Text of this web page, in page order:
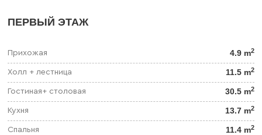
ПЕРВЫЙ ЭТАЖ
Прихожая 4.9 m2
Холл + лестница 11.5 m2
Гостиная+ столовая 30.5 m2
Кухня 13.7 m2
Спальня 11.4 m2